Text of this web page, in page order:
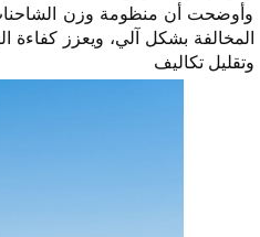
وأوضحت أن منظومة وزن الشاحنات
المخالفة بشكل آلي، ويعزز كفاءة
وتقليل تكاليف